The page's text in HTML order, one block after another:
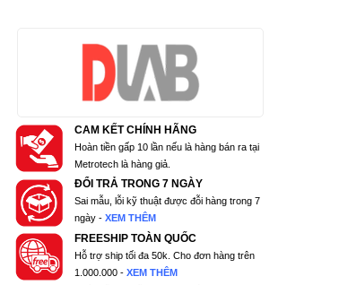
CAM KẾT CHÍNH HÃNG
Hoàn tiền gấp 10 lần nếu là hàng bán ra tại
Metrotech là hàng giả.
ĐỔI TRẢ TRONG 7 NGÀY
Sai mẫu, lỗi kỹ thuật được đỗi hàng trong 7
ngày -XEM THÊM
FREESHIP TOÀN QUỐC
Hỗ trợ ship tối đa 50k. Cho đơn hàng trên
1.000.000 -XEM THÊM